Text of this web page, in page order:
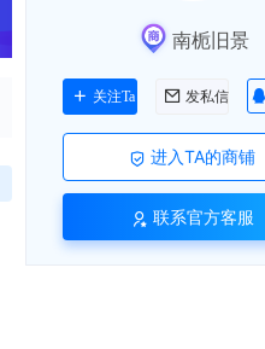
南栀旧景
关注Ta 发私信
进入TA的商铺
联系官方客服